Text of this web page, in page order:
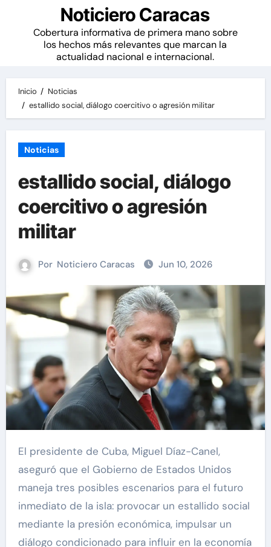
Noticiero Caracas
Cobertura informativa de primera mano sobre
los hechos más relevantes que marcan la
actualidad nacional e internacional.
Inicio
Noticias
estallido social, diálogo coercitivo o agresión militar
Noticias
estallido social, diálogo
coercitivo o agresión
militar
Por Noticiero Caracas Jun 10, 2026
El presidente de Cuba, Miguel Díaz-Canel,
aseguró que el Gobierno de Estados Unidos
maneja tres posibles escenarios para el futuro
inmediato de la isla: provocar un estallido social
mediante la presión económica, impulsar un
diálogo condicionado para influir en la economía